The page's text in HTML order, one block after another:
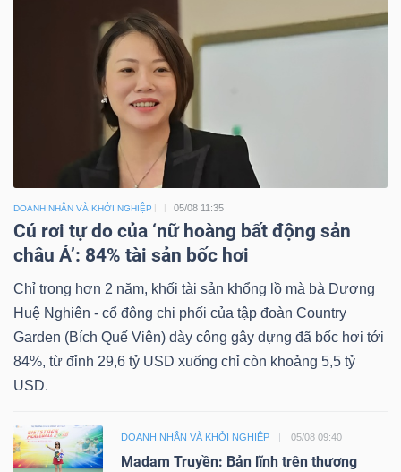
DOANH NHÂN VÀ KHỞI NGHIỆP 05/08 11:35
Cú rơi tự do của ‘nữ hoàng bất động sản
châu Á’: 84% tài sản bốc hơi
Chỉ trong hơn 2 năm, khối tài sản khổng lồ mà bà Dương
Huệ Nghiên - cổ đông chi phối của tập đoàn Country
Garden (Bích Quế Viên) dày công gây dựng đã bốc hơi tới
84%, từ đỉnh 29,6 tỷ USD xuống chỉ còn khoảng 5,5 tỷ
USD.
DOANH NHÂN VÀ KHỞI NGHIỆP 05/08 09:40
Madam Truyền: Bản lĩnh trên thương